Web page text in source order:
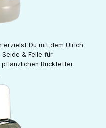
erzielst Du mit dem Ulrich
& Felle für
pflanzlichen Rückfetter